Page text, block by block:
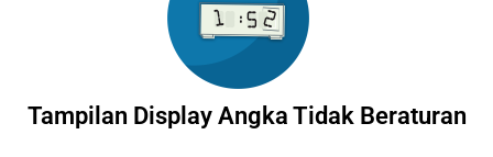
Tampilan Display Angka Tidak Beraturan